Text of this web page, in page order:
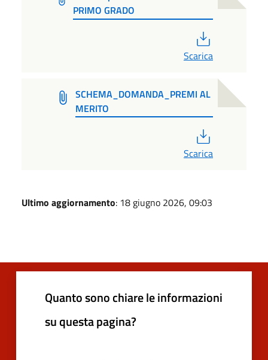
PRIMO GRADO
Scarica
SCHEMA_DOMANDA_PREMI AL
MERITO
Scarica
Ultimo aggiornamento: 18 giugno 2026, 09:03
Quanto sono chiare le informazioni
su questa pagina?